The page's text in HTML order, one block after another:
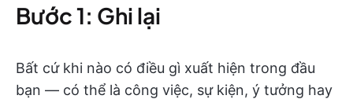
Bước 1: Ghi lại
Bất cứ khi nào có điều gì xuất hiện trong đầu
bạn — có thể là công việc, sự kiện, ý tưởng hay